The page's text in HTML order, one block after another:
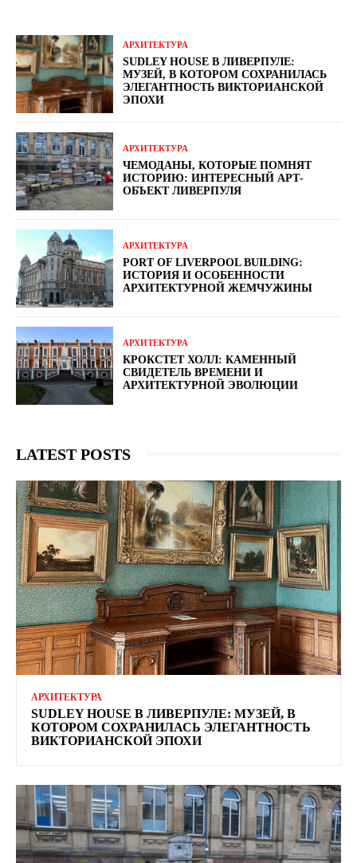
АРХИТЕКТУРА
SUDLEY HOUSE В ЛИВЕРПУЛЕ:
МУЗЕЙ, В КОТОРОМ СОХРАНИЛАСЬ
ЭЛЕГАНТНОСТЬ ВИКТОРИАНСКОЙ
ЭПОХИ
АРХИТЕКТУРА
ЧЕМОДАНЫ, КОТОРЫЕ ПОМНЯТ
ИСТОРИЮ: ИНТЕРЕСНЫЙ АРТ-
ОБЪЕКТ ЛИВЕРПУЛЯ
АРХИТЕКТУРА
PORT OF LIVERPOOL BUILDING:
ИСТОРИЯ И ОСОБЕННОСТИ
АРХИТЕКТУРНОЙ ЖЕМЧУЖИНЫ
АРХИТЕКТУРА
КРОКСТЕТ ХОЛЛ: КАМЕННЫЙ
СВИДЕТЕЛЬ ВРЕМЕНИ И
АРХИТЕКТУРНОЙ ЭВОЛЮЦИИ
LATEST POSTS
АРХИТЕКТУРА
SUDLEY HOUSE В ЛИВЕРПУЛЕ: МУЗЕЙ, В
КОТОРОМ СОХРАНИЛАСЬ ЭЛЕГАНТНОСТЬ
ВИКТОРИАНСКОЙ ЭПОХИ